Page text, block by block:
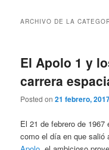
ARCHIVO DE LA
El Apolo 1 y
carrera
Posted on21 febrero,
El 21 de febrero de
como el día en que salió